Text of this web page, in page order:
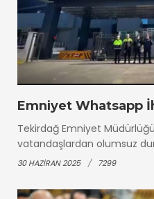
Emniyet Whatsapp
Tekirdağ Emniyet
vatandaşlardan olumsuz
30 HAZIRAN 2025 7299